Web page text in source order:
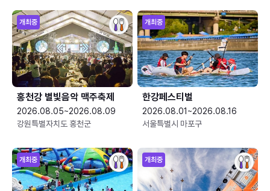
개최중
홍천강 별빛음악 맥주축제
2026.08.05~2026.08.09
강원특별자치도 홍천군
개최중
한강페스티벌
2026.08.01~2026.08.16
서울특별시 마포구
개최중 개최중